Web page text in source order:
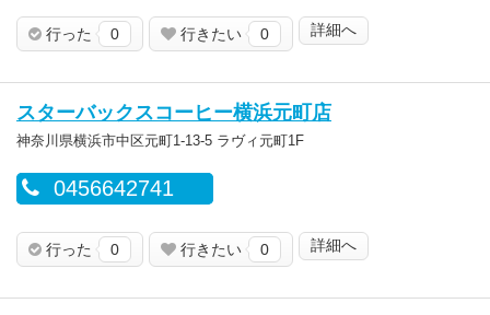
行った 0 行きたい 0 詳細へ
スターバックスコーヒー横浜元町店
神奈川県横浜市中区元町1-13-5 ラヴィ元町1F
0456642741
行った 0 行きたい 0 詳細へ